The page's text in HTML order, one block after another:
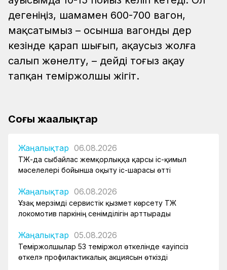
дегеніңіз, шамамен 600-700 вагон,
мақсатымыз – осынша вагонды дер
кезінде қарап шығып, ақаусыз жолға
салып жөнелту, – дейді тоғыз ақау
тапқан теміржолшы жігіт.
Соңғы жаңалықтар
Жаңалықтар 06.08.2026
ҚТЖ-да сыбайлас жемқорлыққа қарсы іс-қимыл
мәселелері бойынша оқыту іс-шарасы өтті
Жаңалықтар 06.08.2026
Ұзақ мерзімді сервистік қызмет көрсету ҚТЖ
локомотив паркінің сенімділігін арттырады
Жаңалықтар 05.08.2026
Теміржолшылар 53 теміржол өткелінде «Қауіпсіз
өткел» профилактикалық акциясын өткізді